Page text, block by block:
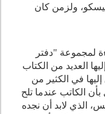
ولزمن كان
لمجموعة "دفتر
العديد من الكتاب
في الكثير من
الكاتب عندما تلح
الذي لابد أن نجده